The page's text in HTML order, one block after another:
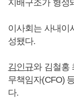
지배구조가 형성
이사회는 사내이
성됐다.
김인규와 김철홍
무책임자(CFO)
다.